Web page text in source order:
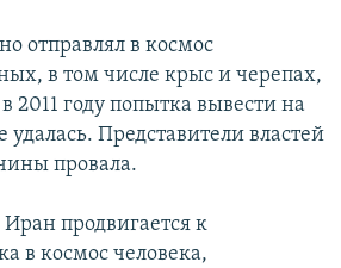
отправлял в космос
в том числе крыс и черепах,
2011 году попытка вывести на
удалась. Представители властей
провала.
продвигается к
в космос человека,